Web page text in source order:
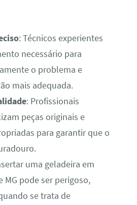
: Técnicos experientes
necessário para
o problema e
mais adequada.
: Profissionais
peças originais e
para garantir que o
uma geladeira em
MG pode ser perigoso,
se trata de